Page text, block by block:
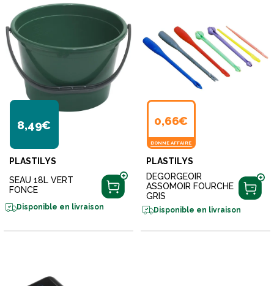
8,49€
PLASTILYS
SEAU 18L VERT
FONCE
Disponible en livraison
0,66€
BONNE AFFAIRE
PLASTILYS
DEGORGEOIR
ASSOMOIR FOURCHE
GRIS
Disponible en livraison